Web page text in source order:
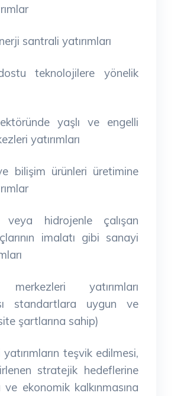
santrali yatırımları
teknolojilere yönelik
yaşlı ve engelli
yatırımları
bilişim ürünleri üretimine
hidrojenle çalışan
imalatı gibi sanayi
yatırımları
standartlara uygun ve
şartlarına sahip)
teşvik edilmesi,
stratejik hedeflerine
ve ekonomik kalkınmasına